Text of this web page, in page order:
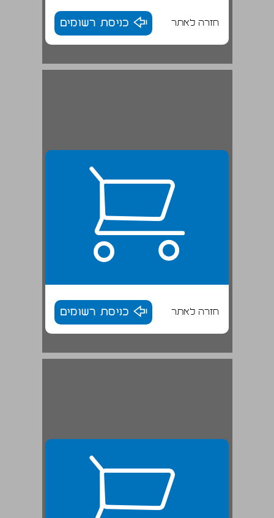
חזרה לאתר כניסת רשומים
חזרה לאתר כניסת רשומים